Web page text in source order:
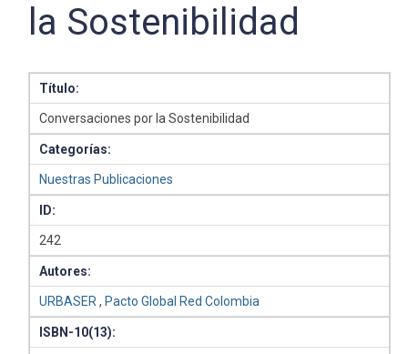
la Sostenibilidad
Título:
Conversaciones por la Sostenibilidad
Categorías:
Nuestras Publicaciones
ID:
242
Autores:
URBASER , Pacto Global Red Colombia
ISBN-10(13):